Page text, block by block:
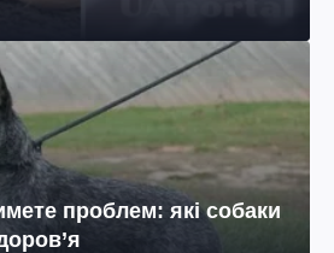
проблем: які собаки